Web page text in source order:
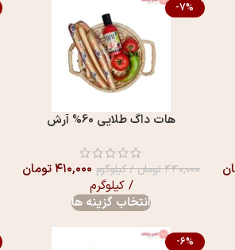
-7%
هات داگ طلايی 60% آرش
۴۴۰,۰۰۰تومان/ کیلوگرم ۴۱۰,۰۰۰تومان
/ کیلوگرم
انتخاب گزینه ها
-6%